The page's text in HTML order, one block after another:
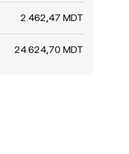
2.462,47 MDT
24.624,70 MDT